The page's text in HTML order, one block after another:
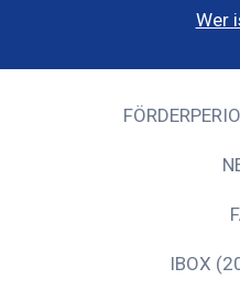
Wer
IBOX